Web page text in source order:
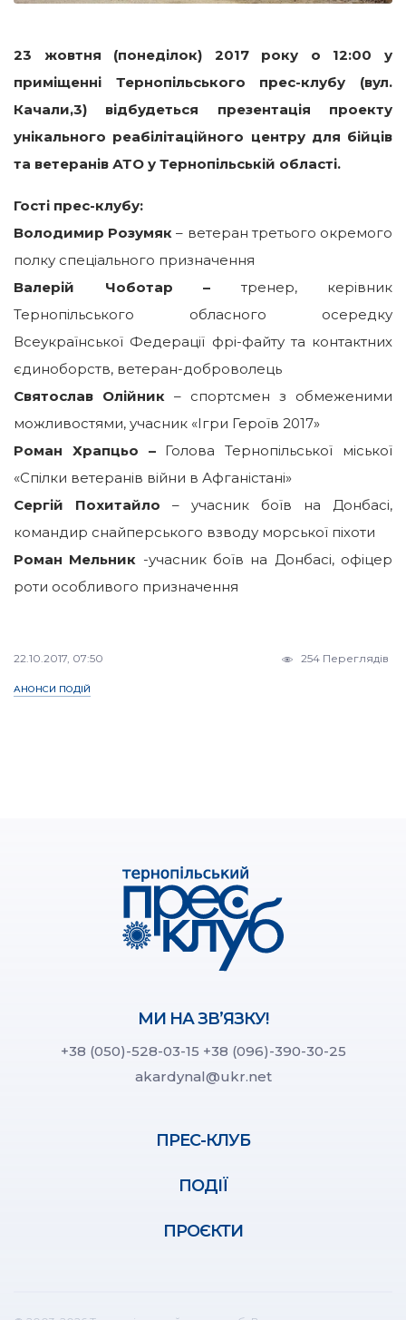
23 жовтня (понеділок) 2017 року о 12:00 у
приміщенні Тернопільського прес-клубу (вул.
Качали,3) відбудеться презентація проекту
унікального реабілітаційного центру для бійців
та ветеранів АТО у Тернопільській області.
Гості прес-клубу:
Володимир Розумяк – ветеран третього окремого
полку спеціального призначення
Валерій Чоботар – тренер, керівник
Тернопільського обласного осередку
Всеукраїнської Федерації фрі-файту та контактних
єдиноборств, ветеран-доброволець
Святослав Олійник – спортсмен з обмеженими
можливостями, учасник «Ігри Героїв 2017»
Роман Храпцьо – Голова Тернопільської міської
«Спілки ветеранів війни в Афганістані»
Сергій Похитайло – учасник боїв на Донбасі,
командир снайперського взводу морської піхоти
Роман Мельник -учасник боїв на Донбасі, офіцер
роти особливого призначення
22.10.2017, 07:50 254 Переглядів
АНОНСИ ПОДІЙ
МИ НА ЗВ’ЯЗКУ!
+38 (050)-528-03-15 +38 (096)-390-30-25
akardynal@ukr.net
ПРЕС-КЛУБ
ПОДІЇ
ПРОЄКТИ